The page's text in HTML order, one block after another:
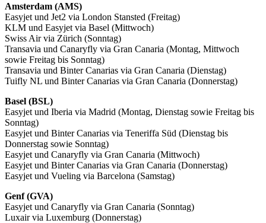
Amsterdam (AMS)
Easyjet und Jet2 via London Stansted (Freitag)
KLM und Easyjet via Basel (Mittwoch)
Swiss Air via Zürich (Sonntag)
Transavia und Canaryfly via Gran Canaria (Montag, Mittwoch
sowie Freitag bis Sonntag)
Transavia und Binter Canarias via Gran Canaria (Dienstag)
Tuifly NL und Binter Canarias via Gran Canaria (Donnerstag)
Basel (BSL)
Easyjet und Iberia via Madrid (Montag, Dienstag sowie Freitag bis
Sonntag)
Easyjet und Binter Canarias via Teneriffa Süd (Dienstag bis
Donnerstag sowie Sonntag)
Easyjet und Canaryfly via Gran Canaria (Mittwoch)
Easyjet und Binter Canarias via Gran Canaria (Donnerstag)
Easyjet und Vueling via Barcelona (Samstag)
Genf (GVA)
Easyjet und Canaryfly via Gran Canaria (Sonntag)
Luxair via Luxemburg (Donnerstag)